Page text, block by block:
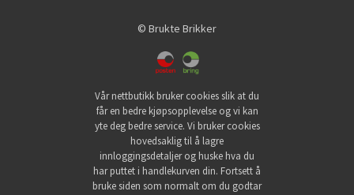
© Brukte Brikker
Vår nettbutikk bruker cookies slik at du
får en bedre kjøpsopplevelse og vi kan
yte deg bedre service. Vi bruker cookies
hovedsaklig til å lagre
innloggingsdetaljer og huske hva du
har puttet i handlekurven din. Fortsett å
bruke siden som normalt om du godtar